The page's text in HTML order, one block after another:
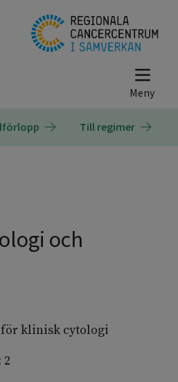
Till regimer
och
för klinisk cytologi